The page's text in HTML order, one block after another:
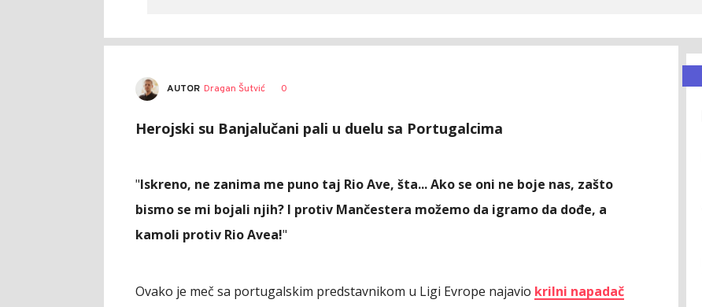
AUTOR Dragan Šutvić 0
Herojski su Banjalučani pali u duelu sa Portugalcima
"Iskreno, ne zanima me puno taj Rio Ave, šta... Ako se oni ne boje nas, zašto
bismo se mi bojali njih? I protiv Mančestera možemo da igramo da dođe, a
kamoli protiv Rio Avea!"
Ovako je meč sa portugalskim predstavnikom u Ligi Evrope najavio krilni napadač